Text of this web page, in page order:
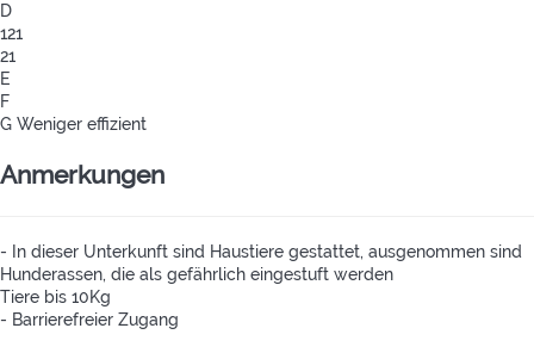
D
121
21
E
F
G Weniger effizient
Anmerkungen
- In dieser Unterkunft sind Haustiere gestattet, ausgenommen sind
Hunderassen, die als gefährlich eingestuft werden
Tiere bis 10Kg
- Barrierefreier Zugang